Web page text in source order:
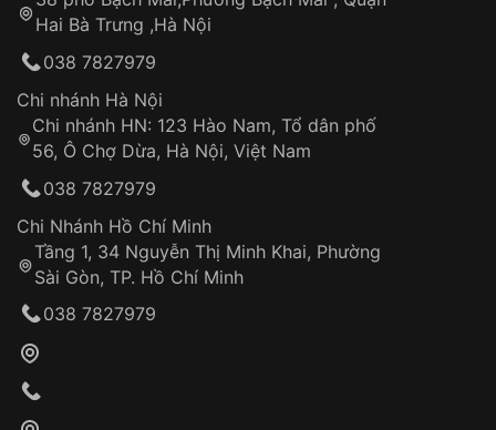
Hotline: 0585 215 215
Từ khóa SEO:
Khách hàng kiểm tra và thanh toán trực tiếp
Tự ý sửa chữa
thống VNLUX
Đảm bảo quyền lợi khách hàng
Đồng hành cùng khách hàng trong suốt quá
trình sử dụng
Hai Bà Trưng ,Hà Nội
038 7827979
Chi nhánh Hà Nội
Chi nhánh HN: 123 Hào Nam, Tổ dân phố
56, Ô Chợ Dừa, Hà Nội, Việt Nam
038 7827979
Chi Nhánh Hồ Chí Minh
Tầng 1, 34 Nguyễn Thị Minh Khai, Phường
Sài Gòn, TP. Hồ Chí Minh
038 7827979